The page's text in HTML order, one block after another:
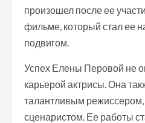
произошел после ее
фильме, который стал ее
подвигом.
Успех Елены Перовой не
карьерой актрисы. Она
талантливым
сценаристом. Ее работы